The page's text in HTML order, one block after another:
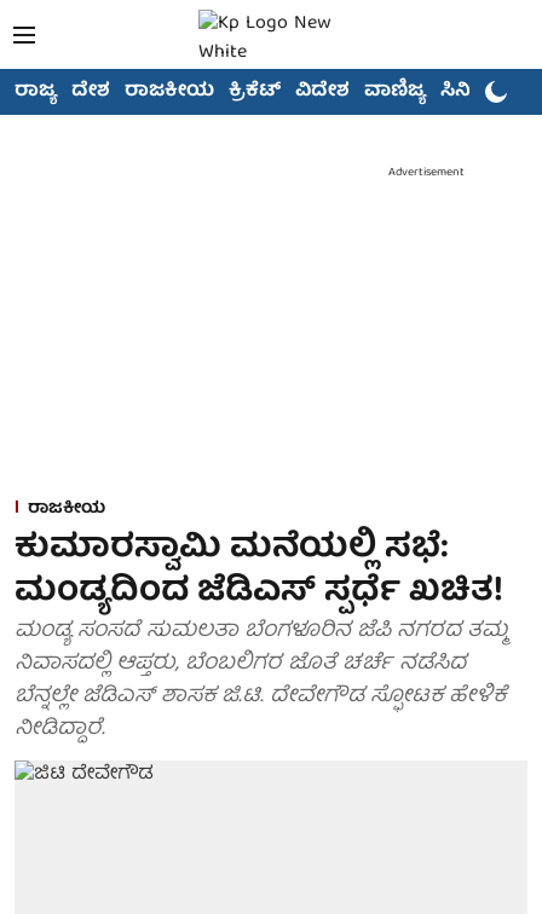
ರಾಜ್ಯ ದೇಶ ರಾಜಕೀಯ ಕ್ರಿಕೆಟ್ ವಿದೇಶ ವಾಣಿಜ್ಯ ಸಿನಿಮಾ
Advertisement
ರಾಜಕೀಯ
ಕುಮಾರಸ್ವಾಮಿ ಮನೆಯಲ್ಲಿ ಸಭೆ:
ಮಂಡ್ಯದಿಂದ ಜೆಡಿಎಸ್ ಸ್ಪರ್ಧೆ ಖಚಿತ!
ಮಂಡ್ಯ ಸಂಸದೆ ಸುಮಲತಾ ಬೆಂಗಳೂರಿನ ಜೆಪಿ ನಗರದ ತಮ್ಮ
ನಿವಾಸದಲ್ಲಿ ಆಪ್ತರು, ಬೆಂಬಲಿಗರ ಜೊತೆ ಚರ್ಚೆ ನಡೆಸಿದ
ಬೆನ್ನಲ್ಲೇ ಜೆಡಿಎಸ್ ಶಾಸಕ ಜಿ.ಟಿ. ದೇವೇಗೌಡ ಸ್ಫೋಟಕ ಹೇಳಿಕೆ
ನೀಡಿದ್ದಾರೆ.